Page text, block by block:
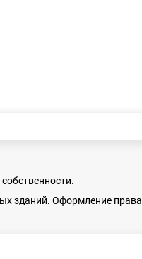
зданий. Оформление права